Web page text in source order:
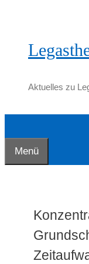
Aktuelles zu
Menü